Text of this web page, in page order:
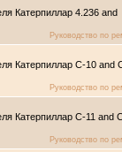
Катерпиллар 4.236 and
Руководство по
Катерпиллар C-10 and
Руководство по
Катерпиллар C-11 and
Руководство по